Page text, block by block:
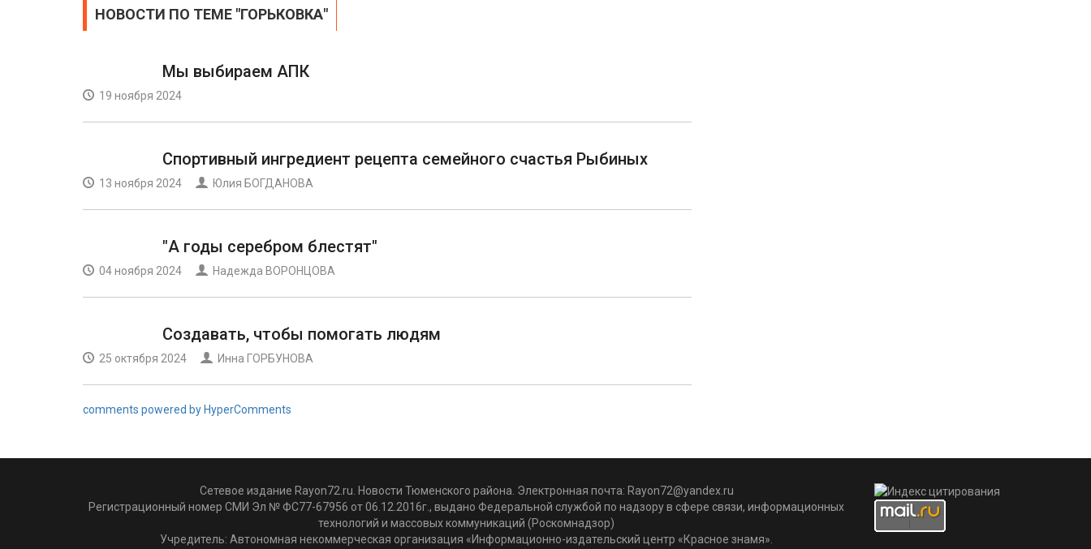
НОВОСТИ ПО ТЕМЕ " ГОРЬКОВКА"
Мы выбираем АПК
19 ноября 2024
Спортивный ингредиент рецепта семейного счастья Рыбиных
13 ноября 2024 Юлия БОГДАНОВА
"А годы серебром блестят"
04 ноября 2024 Надежда ВОРОНЦОВА
Создавать, чтобы помогать людям
25 октября 2024 Инна ГОРБУНОВА
comments powered by HyperComments
Сетевое издание Rayon72.ru. Новости Тюменского района. Электронная почта: Rayon72@yandex.ru
Регистрационный номер СМИ Эл № ФС77-67956 от 06.12.2016г., выдано Федеральной службой по надзору в сфере связи, информационных
технологий и массовых коммуникаций (Роскомнадзор)
Учредитель: Автономная некоммерческая организация «Информационно-издательский центр «Красное знамя».